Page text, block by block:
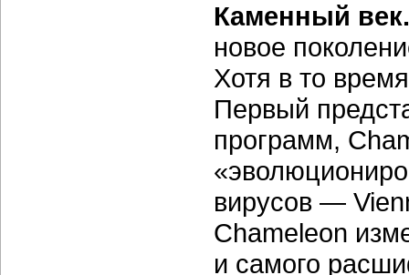
Каменный
новое
Хотя в то
Первый
программ,
вирусов —
Chameleon
и самого